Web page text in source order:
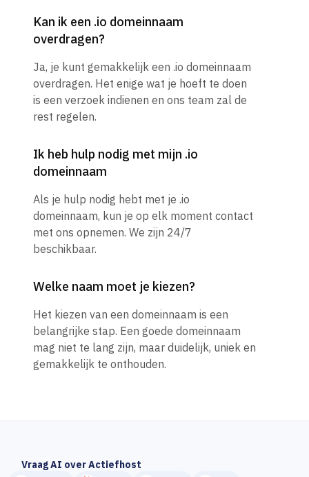
Kan ik een .io domeinnaam
overdragen?
Ja, je kunt gemakkelijk een .io domeinnaam
overdragen. Het enige wat je hoeft te doen
is een verzoek indienen en ons team zal de
rest regelen.
Ik heb hulp nodig met mijn .io
domeinnaam
Als je hulp nodig hebt met je .io
domeinnaam, kun je op elk moment contact
met ons opnemen. We zijn 24/7
beschikbaar.
Welke naam moet je kiezen?
Het kiezen van een domeinnaam is een
belangrijke stap. Een goede domeinnaam
mag niet te lang zijn, maar duidelijk, uniek en
gemakkelijk te onthouden.
Vraag AI over Actiefhost